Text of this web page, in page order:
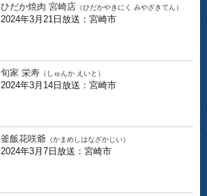
ひだか焼肉 宮崎店 （ひだかやきにく みやざきてん）
2024年3月21日放送：宮崎市
旬家 栄寿 （しゅんか えいと）
2024年3月14日放送：宮崎市
釜飯花咲爺 （かまめしはなざかじい）
2024年3月7日放送：宮崎市